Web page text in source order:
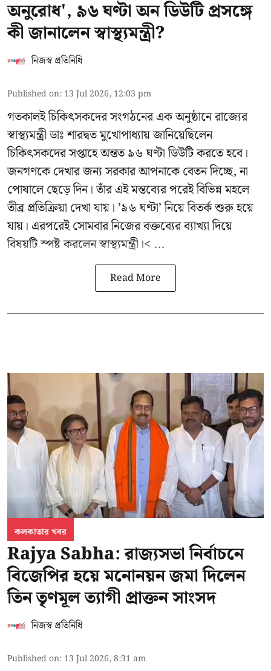
অনুরোধ', ৯৬ ঘণ্টা অন ডিউটি প্রসঙ্গে
কী জানালেন স্বাস্থ্যমন্ত্রী?
নিজস্ব প্রতিনিধি
Published on: 13 Jul 2026, 12:03 pm
গতকালই চিকিৎসকদের সংগঠনের এক অনুষ্ঠানে রাজ্যের
স্বাস্থ্যমন্ত্রী ডাঃ শারদ্বত মুখোপাধ্যায় জানিয়েছিলেন
চিকিৎসকদের সপ্তাহে অন্তত ৯৬ ঘণ্টা ডিউটি করতে হবে।
জনগণকে দেখার জন্য সরকার আপনাকে বেতন দিচ্ছে, না
পোষালে ছেড়ে দিন। তাঁর এই মন্তব্যের পরেই বিভিন্ন মহলে
তীব্র প্রতিক্রিয়া দেখা যায়। ’৯৬ ঘণ্টা’ নিয়ে বিতর্ক শুরু হয়ে
যায়। এরপরেই সোমবার নিজের বক্তব্যের ব্যাখ্যা দিয়ে
বিষয়টি স্পষ্ট করলেন স্বাস্থ্যমন্ত্রী।< ...
Read More
কলকাতার খবর
Rajya Sabha: রাজ্যসভা নির্বাচনে
বিজেপির হয়ে মনোনয়ন জমা দিলেন
তিন তৃণমূল ত্যাগী প্রাক্তন সাংসদ
নিজস্ব প্রতিনিধি
Published on: 13 Jul 2026, 8:31 am